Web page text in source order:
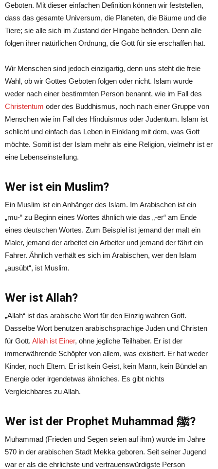
Geboten. Mit dieser einfachen Definition können wir feststellen,
dass das gesamte Universum, die Planeten, die Bäume und die
Tiere; sie alle sich im Zustand der Hingabe befinden. Denn alle
folgen ihrer natürlichen Ordnung, die Gott für sie erschaffen hat.
Wir Menschen sind jedoch einzigartig, denn uns steht die freie
Wahl, ob wir Gottes Geboten folgen oder nicht. Islam wurde
weder nach einer bestimmten Person benannt, wie im Fall des
Christentum oder des Buddhismus, noch nach einer Gruppe von
Menschen wie im Fall des Hinduismus oder Judentum. Islam ist
schlicht und einfach das Leben in Einklang mit dem, was Gott
möchte. Somit ist der Islam mehr als eine Religion, vielmehr ist er
eine Lebenseinstellung.
Wer ist ein Muslim?
Ein Muslim ist ein Anhänger des Islam. Im Arabischen ist ein
„mu-“ zu Beginn eines Wortes ähnlich wie das „-er“ am Ende
eines deutschen Wortes. Zum Beispiel ist jemand der malt ein
Maler, jemand der arbeitet ein Arbeiter und jemand der fährt ein
Fahrer. Ähnlich verhält es sich im Arabischen, wer den Islam
„ausübt“, ist Muslim.
Wer ist Allah?
„Allah“ ist das arabische Wort für den Einzig wahren Gott.
Dasselbe Wort benutzen arabischsprachige Juden und Christen
für Gott. Allah ist Einer, ohne jegliche Teilhaber. Er ist der
immerwährende Schöpfer von allem, was existiert. Er hat weder
Kinder, noch Eltern. Er ist kein Geist, kein Mann, kein Bündel an
Energie oder irgendetwas ähnliches. Es gibt nichts
Vergleichbares zu Allah.
Wer ist der Prophet Muhammad ﷺ?
Muhammad (Frieden und Segen seien auf ihm) wurde im Jahre
570 in der arabischen Stadt Mekka geboren. Seit seiner Jugend
war er als die ehrlichste und vertrauenswürdigste Person